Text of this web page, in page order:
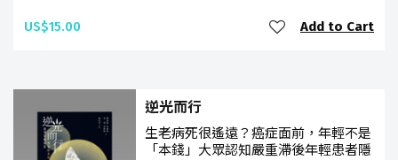
US$15.00 Add to Cart
逆光而行
生老病死很遙遠？癌症面前，年輕不是
「本錢」大眾認知嚴重滯後年輕患者隱